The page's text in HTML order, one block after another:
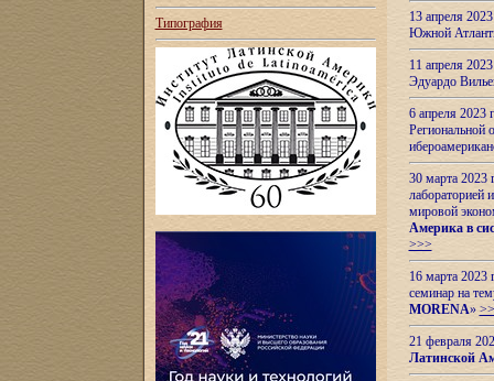
Типография
13 апреля
Южной
11 апреля
Эдуардо
6 апреля
Региональной
30 марта 2023
лабораторией
мировой
Америка в
>>>
16 марта 2023
семинар на
MORENA»
21 февраля
Латинской